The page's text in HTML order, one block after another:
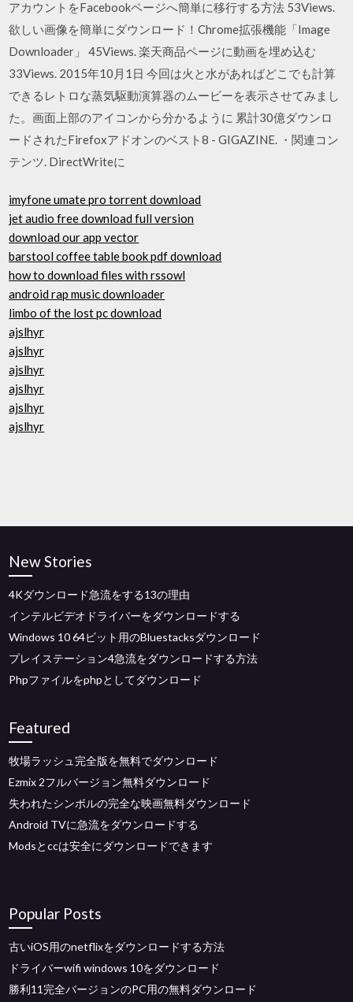
アカウントをFacebookページへ簡単に移行する方法 53Views.
欲しい画像を簡単にダウンロード！Chrome拡張機能「Image
Downloader」 45Views. 楽天商品ページに動画を埋め込む
33Views. 2015年10月1日 今回は火と水があればどこでも計算
できるレトロな蒸気駆動演算器のムービーを表示させてみまし
た。画面上部のアイコンから分かるように 累計30億ダウンロ
ードされたFirefoxアドオンのベスト8 - GIGAZINE. ・関連コン
テンツ. DirectWriteに
imyfone umate pro torrent download
jet audio free download full version
download our app vector
barstool coffee table book pdf download
how to download files with rssowl
android rap music downloader
limbo of the lost pc download
ajslhyr
ajslhyr
ajslhyr
ajslhyr
ajslhyr
ajslhyr
New Stories
4Kダウンロード急流をする13の理由
インテルビデオドライバーをダウンロードする
Windows 10 64ビット用のBluestacksダウンロード
プレイステーション4急流をダウンロードする方法
Phpファイルをphpとしてダウンロード
Featured
牧場ラッシュ完全版を無料でダウンロード
Ezmix 2フルバージョン無料ダウンロード
失われたシンボルの完全な映画無料ダウンロード
Android TVに急流をダウンロードする
Modsとccは安全にダウンロードできます
Popular Posts
古いiOS用のnetflixをダウンロードする方法
ドライバーwifi windows 10をダウンロード
勝利11完全バージョンのPC用の無料ダウンロード